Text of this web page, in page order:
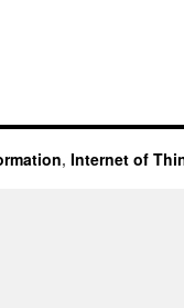
, Internet of